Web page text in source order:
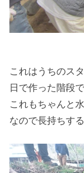
これはうちのス
日で作った階段で
これもちゃんと
なので長持ちす